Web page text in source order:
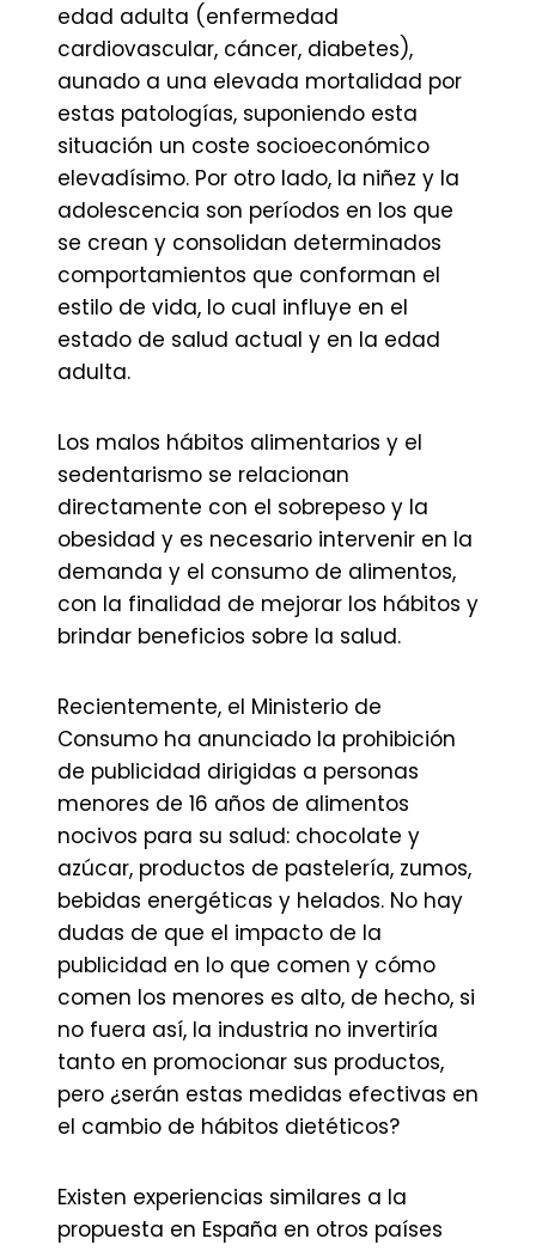
edad adulta (enfermedad
cardiovascular, cáncer, diabetes),
aunado a una elevada mortalidad por
estas patologías, suponiendo esta
situación un coste socioeconómico
elevadísimo. Por otro lado, la niñez y la
adolescencia son períodos en los que
se crean y consolidan determinados
comportamientos que conforman el
estilo de vida, lo cual influye en el
estado de salud actual y en la edad
adulta.
Los malos hábitos alimentarios y el
sedentarismo se relacionan
directamente con el sobrepeso y la
obesidad y es necesario intervenir en la
demanda y el consumo de alimentos,
con la finalidad de mejorar los hábitos y
brindar beneficios sobre la salud.
Recientemente, el Ministerio de
Consumo ha anunciado la prohibición
de publicidad dirigidas a personas
menores de 16 años de alimentos
nocivos para su salud: chocolate y
azúcar, productos de pastelería, zumos,
bebidas energéticas y helados. No hay
dudas de que el impacto de la
publicidad en lo que comen y cómo
comen los menores es alto, de hecho, si
no fuera así, la industria no invertiría
tanto en promocionar sus productos,
pero ¿serán estas medidas efectivas en
el cambio de hábitos dietéticos?
Existen experiencias similares a la
propuesta en España en otros países